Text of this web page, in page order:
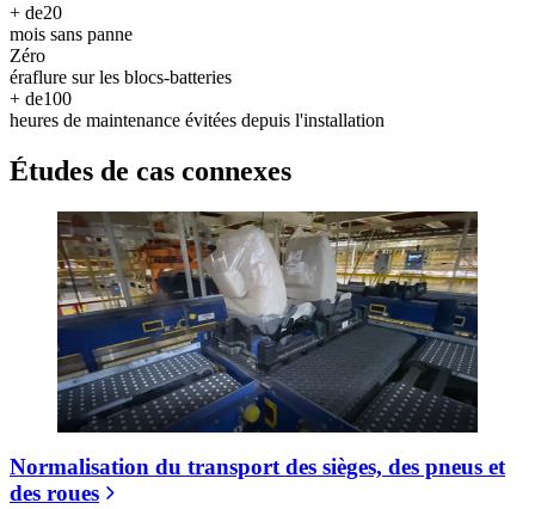
+ de20
mois sans panne
Zéro
éraflure sur les blocs-batteries
+ de100
heures de maintenance évitées depuis l'installation
Études de cas connexes
Normalisation du transport des sièges, des pneus et
des roues